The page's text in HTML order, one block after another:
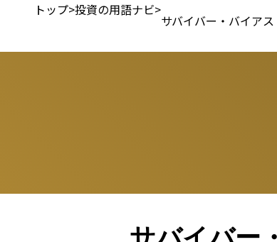
トップ>投資の用語ナビ>
サバイバー・バイアス